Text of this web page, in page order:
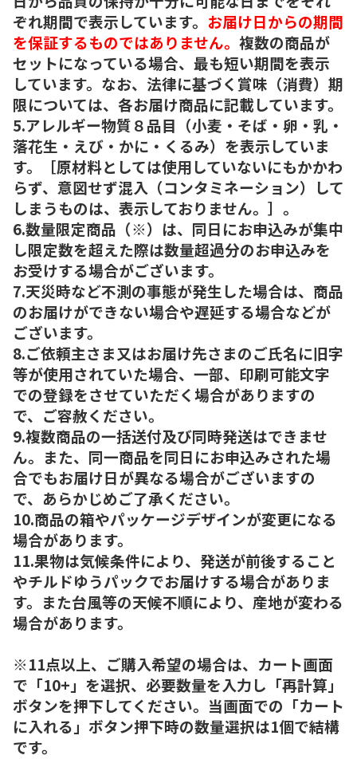
ぞれ期間で表示しています。 お届け日からの期間
を保証するものではありません。 複数の商品が
セットになっている場合、最も短い期間を表示
しています。なお、法律に基づく賞味（消費）期
限については、各お届け商品に記載しています。
5.アレルギー物質８品目（小麦・そば・卵・乳・
落花生・えび・かに・くるみ）を表示していま
す。［原材料としては使用していないにもかかわ
らず、意図せず混入（コンタミネーション）して
しまうものは、表示しておりません。］。
6.数量限定商品（※）は、同日にお申込みが集中
し限定数を超えた際は数量超過分のお申込みを
お受けする場合がございます。
7.天災時など不測の事態が発生した場合は、商品
のお届けができない場合や遅延する場合などが
ございます。
8.ご依頼主さま又はお届け先さまのご氏名に旧字
等が使用されていた場合、一部、印刷可能文字
での登録をさせていただく場合がありますの
で、ご容赦ください。
9.複数商品の一括送付及び同時発送はできませ
ん。また、同一商品を同日にお申込みされた場
合でもお届け日が異なる場合がございますの
で、あらかじめご了承ください。
10.商品の箱やパッケージデザインが変更になる
場合があります。
11.果物は気候条件により、発送が前後すること
やチルドゆうパックでお届けする場合がありま
す。また台風等の天候不順により、産地が変わる
場合があります。
※11点以上、ご購入希望の場合は、カート画面
で「10+」を選択、必要数量を入力し「再計算」
ボタンを押下してください。当画面での「カート
に入れる」ボタン押下時の数量選択は1個で結構
です。